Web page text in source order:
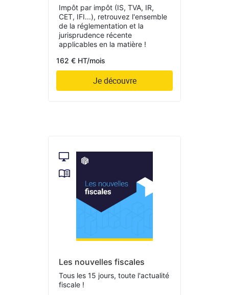
Impôt par impôt (IS, TVA, IR,
CET, IFI...), retrouvez l'ensemble
de la réglementation et la
jurisprudence récente
applicables en la matière !
162 € HT/mois
Je découvre
Les nouvelles fiscales
Tous les 15 jours, toute l'actualité
fiscale !